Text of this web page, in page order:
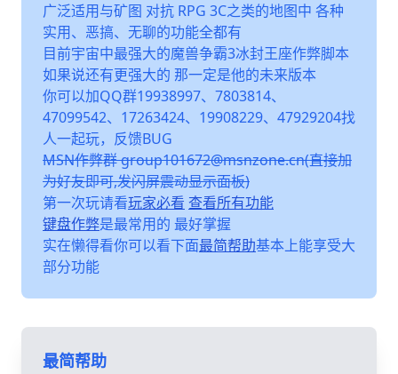
广泛适用与矿图 对抗 RPG 3C之类的地图中 各种
实用、恶搞、无聊的功能全都有
目前宇宙中最强大的魔兽争霸3冰封王座作弊脚本
如果说还有更强大的 那一定是他的未来版本
你可以加QQ群19938997、7803814、
47099542、17263424、19908229、47929204找
人一起玩，反馈BUG
MSN作弊群 group101672@msnzone.cn(直接加
为好友即可,发闪屏震动显示面板)
第一次玩请看玩家必看 查看所有功能
键盘作弊是最常用的 最好掌握
实在懒得看你可以看下面最简帮助基本上能享受大
部分功能
最简帮助